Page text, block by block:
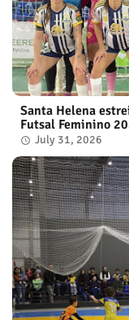
Santa Helena
Futsal Feminino
July 31, 2026